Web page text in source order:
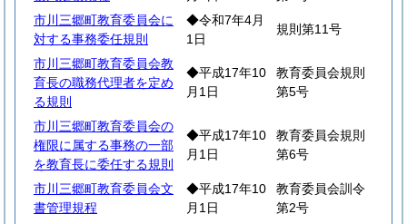
市川三郷町教育委員会に
対する事務委任規則
◆令和7年4月
1日
規則第11号
市川三郷町教育委員会教
育長の職務代理者を定め
る規則
◆平成17年10
月1日
教育委員会規則
第5号
市川三郷町教育委員会の
権限に属する事務の一部
を教育長に委任する規則
◆平成17年10
月1日
教育委員会規則
第6号
市川三郷町教育委員会文
書管理規程
◆平成17年10
月1日
教育委員会訓令
第2号